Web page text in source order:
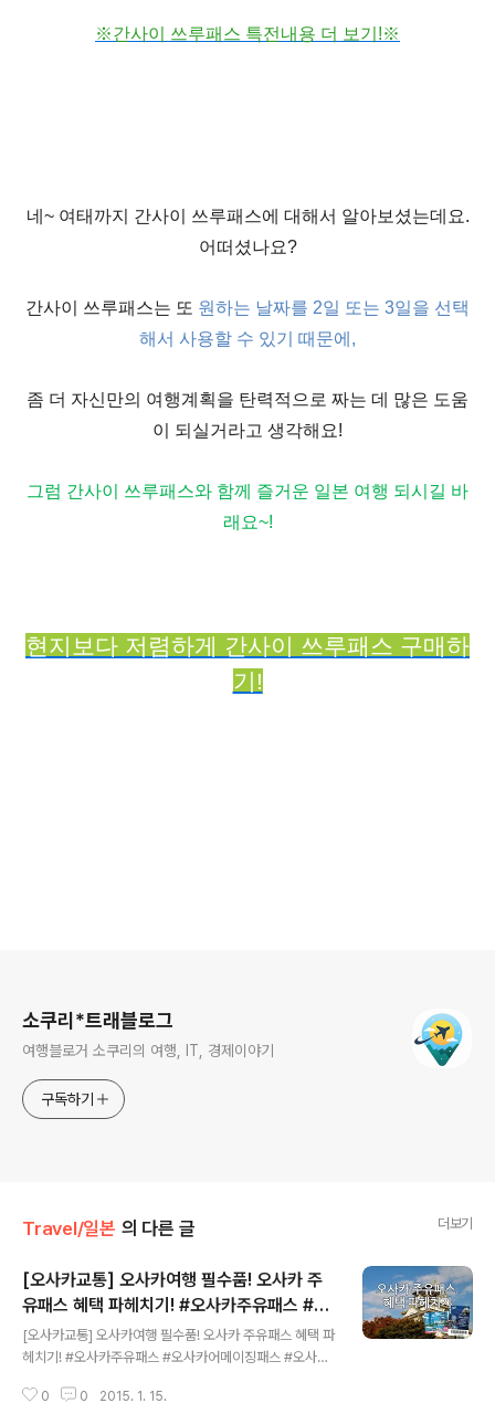
※간사이 쓰루패스 특전내용 더 보기!※
네 ~ 여태까지 간사이 쓰루패스에 대해서 알아보셨는데요.
어떠셨나요?
간사이 쓰루패스는 또 원하는 날짜를 2일 또는 3일을 선택
해서 사용할 수 있기 때문에 ,
좀 더 자신만의 여행계획을 탄력적으로 짜는 데 많은 도움
이 되실거라고 생각해요!
그럼 간사이 쓰루패스와 함께 즐거운 일본 여행 되시길 바
래요~!
현지보다 저렴하게 간사이 쓰루패스 구매하
기!
소쿠리*트래블로그
여행블로거 소쿠리의 여행, IT, 경제이야기
구독하기
Travel/일본 의 다른 글 더보기
[오사카교통] 오사카여행 필수품! 오사카 주
유패스 혜택 파헤치기! #오사카주유패스 #오
사카어메이징패스 #오사카교통권
[오사카교통] 오사카여행 필수품! 오사카 주유패스 혜택 파
헤치기! #오사카주유패스 #오사카어메이징패스 #오사카
필요한 MUST HAVE ITEM이라 불리는 것이 있었으니…
0 0 2015. 1. 15.